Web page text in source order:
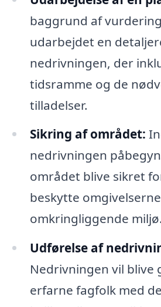
baggrund af
udarbejdet en
nedrivningen, der
tidsramme og de
tilladelser.
Sikring af området:
nedrivningen
området blive sikret
beskytte
omkringliggende miljø.
Udførelse af
Nedrivningen vil blive
erfarne fagfolk med